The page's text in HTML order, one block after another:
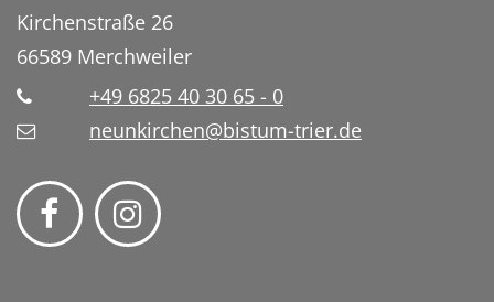
Kirchenstraße 26
66589 Merchweiler
+49 6825 40 30 65 - 0
neunkirchen@bistum-trier.de